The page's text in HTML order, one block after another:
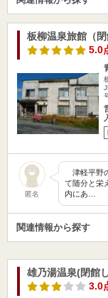
板柳温泉旅館（閉
5.0
匿名
津軽平野
て随分と栄
内にあ…
関連情報から探す
雄乃湯温泉(閉館
3.0